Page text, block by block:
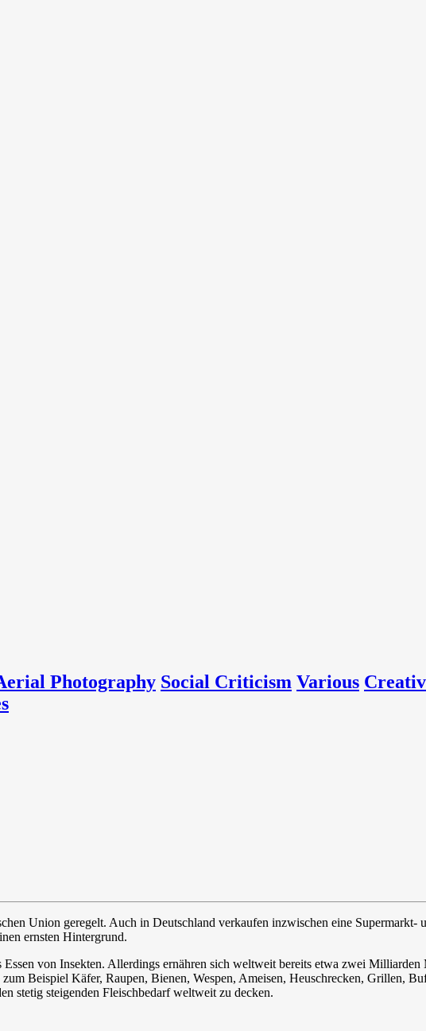
Photography Social Criticism Various
Union geregelt. Auch in Deutschland verkaufen inzwischen eine Supermarkt-
ernsten Hintergrund.
von Insekten. Allerdings ernähren sich weltweit bereits etwa zwei
zum Beispiel Käfer, Raupen, Bienen, Wespen, Ameisen, Heuschrecken, Grillen,
stetig steigenden Fleischbedarf weltweit zu decken.